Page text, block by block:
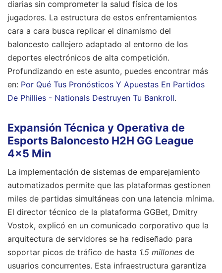
diarias sin comprometer la salud física de los
jugadores. La estructura de estos enfrentamientos
cara a cara busca replicar el dinamismo del
baloncesto callejero adaptado al entorno de los
deportes electrónicos de alta competición.
Profundizando en este asunto, puedes encontrar más
en: Por Qué Tus Pronósticos Y Apuestas En Partidos
De Phillies - Nationals Destruyen Tu Bankroll.
Expansión Técnica y Operativa de
Esports Baloncesto H2H GG League
4x5 Min
La implementación de sistemas de emparejamiento
automatizados permite que las plataformas gestionen
miles de partidas simultáneas con una latencia mínima.
El director técnico de la plataforma GGBet, Dmitry
Vostok, explicó en un comunicado corporativo que la
arquitectura de servidores se ha rediseñado para
soportar picos de tráfico de hasta 1.5 millones de
usuarios concurrentes. Esta infraestructura garantiza